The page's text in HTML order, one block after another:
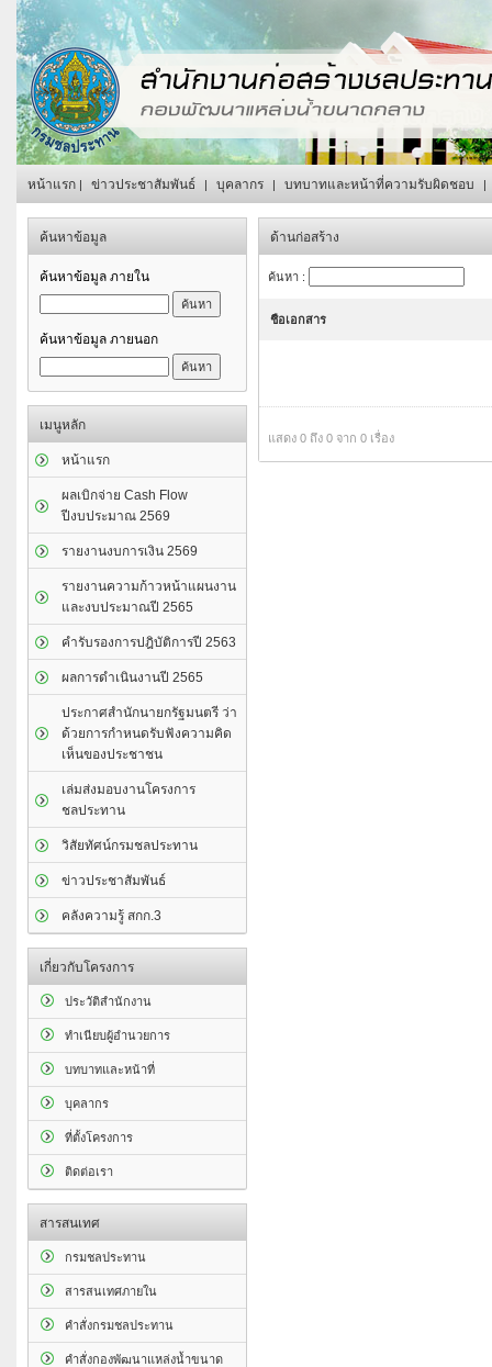
หน้าแรก | ข่าวประชาสัมพันธ์ | บุคลากร | บทบาทและหน้าที่ความรับผิดชอบ |
ค้นหาข้อมูล
ค้นหาข้อมูล ภายใน
ค้นหาข้อมูล ภายนอก
เมนูหลัก
หน้าแรก
ผลเบิกจ่าย Cash Flow
ปีงบประมาณ 2569
รายงานงบการเงิน 2569
รายงานความก้าวหน้าแผนงาน
และงบประมาณปี 2565
คำรับรองการปฎิบัติการปี 2563
ผลการดำเนินงานปี 2565
ประกาศสำนักนายกรัฐมนตรี ว่า
ด้วยการกำหนดรับฟังความคิด
เห็นของประชาชน
เล่มส่งมอบงานโครงการ
ชลประทาน
วิสัยทัศน์กรมชลประทาน
ข่าวประชาสัมพันธ์
คลังความรู้ สกก.3
เกี่ยวกับโครงการ
ประวัติสำนักงาน
ทำเนียบผู้อำนวยการ
บทบาทและหน้าที่
บุคลากร
ที่ตั้งโครงการ
ติดต่อเรา
สารสนเทศ
กรมชลประทาน
สารสนเทศภายใน
คำสั่งกรมชลประทาน
คำสั่งกองพัฒนาแหล่งน้ำขนาด
ด้านก่อสร้าง
ค้นหา :
ชือเอกสาร
แสดง 0 ถึง 0 จาก 0 เรื่อง